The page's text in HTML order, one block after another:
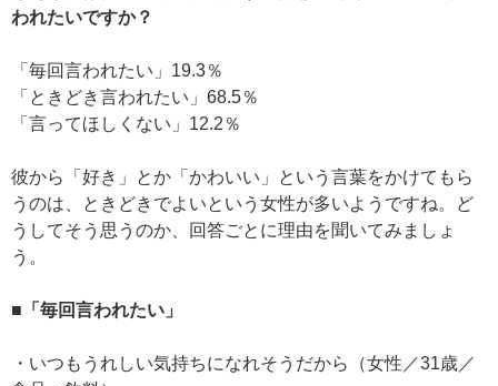
われたいですか？
「毎回言われたい」19.3％
「ときどき言われたい」68.5％
「言ってほしくない」12.2％
彼から「好き」とか「かわいい」という言葉をかけてもら
うのは、ときどきでよいという女性が多いようですね。ど
うしてそう思うのか、回答ごとに理由を聞いてみましょ
う。
■「毎回言われたい」
・いつもうれしい気持ちになれそうだから（女性／31歳／